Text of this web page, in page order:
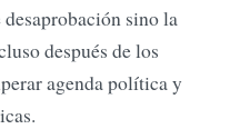
sino la
después de los
agenda política y